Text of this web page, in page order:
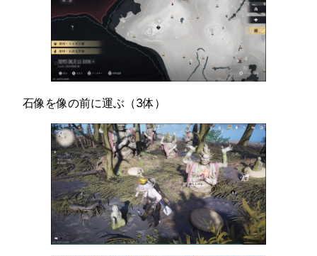
石像を像の前に運ぶ（3体）